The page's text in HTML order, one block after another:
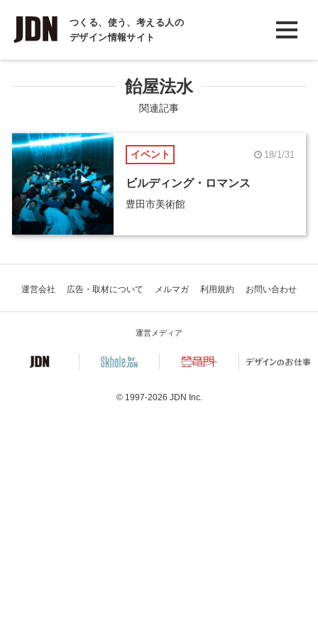
つくる、使う、考える人の
デザイン情報サイト
INTERVIEW
インタビュー
COLUMN
コラム
飴屋法水
関連記事
イベント 18/1/31
ビルディング・ロマンス
豊田市美術館
運営会社 広告・取材について メルマガ 利用規約 お問い合わせ
運営メディア
© 1997-2026 JDN Inc.